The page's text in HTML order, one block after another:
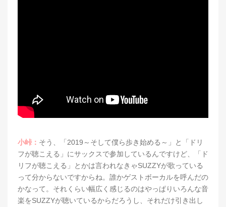
小峠： そう、「2019～そして僕ら歩き始める～」と「ドリ
フが聴こえる」にサックスで参加しているんですけど、「ド
リフが聴こえる」とかは言われなきゃSUZZYが歌っている
って分からないですからね。誰かゲストボーカルを呼んだの
かなって。それくらい幅広く感じるのはやっぱりいろんな音
楽をSUZZYが聴いているからだろうし、それだけ引き出し